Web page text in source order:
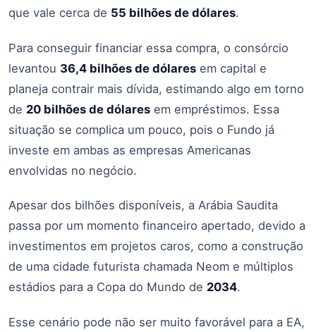
que vale cerca de 55 bilhões de dólares.
Para conseguir financiar essa compra, o consórcio
levantou 36,4 bilhões de dólares em capital e
planeja contrair mais dívida, estimando algo em torno
de 20 bilhões de dólares em empréstimos. Essa
situação se complica um pouco, pois o Fundo já
investe em ambas as empresas Americanas
envolvidas no negócio.
Apesar dos bilhões disponíveis, a Arábia Saudita
passa por um momento financeiro apertado, devido a
investimentos em projetos caros, como a construção
de uma cidade futurista chamada Neom e múltiplos
estádios para a Copa do Mundo de 2034.
Esse cenário pode não ser muito favorável para a EA,